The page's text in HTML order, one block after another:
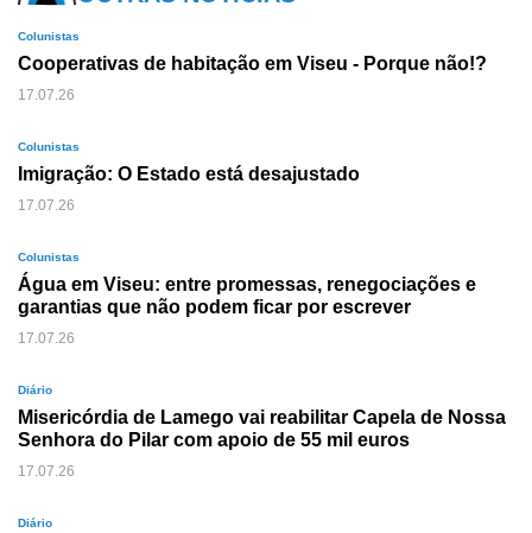
Colunistas
Cooperativas de habitação em Viseu - Porque não!?
17.07.26
Colunistas
Imigração: O Estado está desajustado
17.07.26
Colunistas
Água em Viseu: entre promessas, renegociações e
garantias que não podem ficar por escrever
17.07.26
Diário
Misericórdia de Lamego vai reabilitar Capela de Nossa
Senhora do Pilar com apoio de 55 mil euros
17.07.26
Diário